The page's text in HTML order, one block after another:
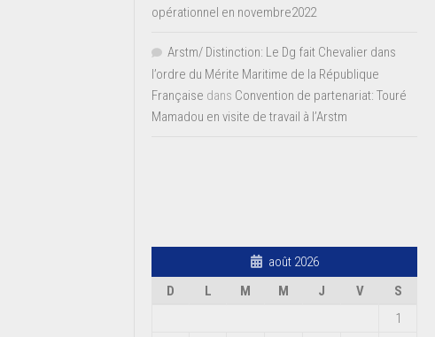
opérationnel en novembre2022
Arstm/ Distinction: Le Dg fait Chevalier dans
l’ordre du Mérite Maritime de la République
Française dans Convention de partenariat: Touré
Mamadou en visite de travail à l’Arstm
août 2026
D
L M M J V
S
1